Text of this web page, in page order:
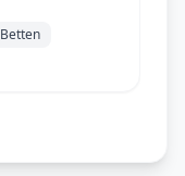
Betten